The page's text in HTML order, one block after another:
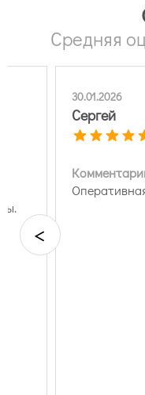
Средняя
30.01.2026
Сергей
<